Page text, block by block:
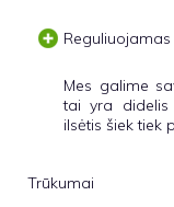
Mes galime
tai yra didelis
ilsėtis šiek tiek
Trūkumai